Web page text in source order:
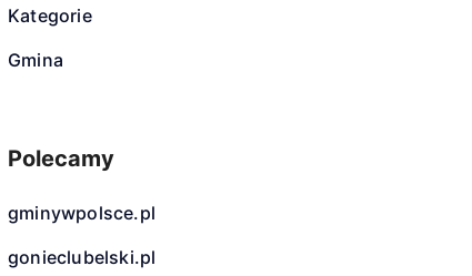
Kategorie
Gmina
Polecamy
gminywpolsce.pl
gonieclubelski.pl